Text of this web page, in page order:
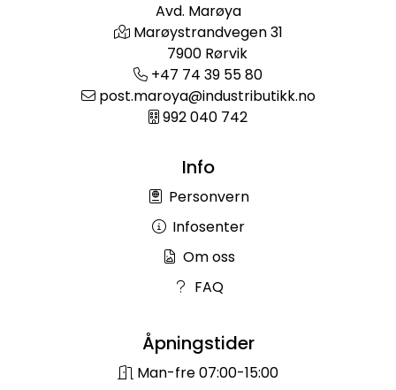
Avd. Marøya
Marøystrandvegen 31
7900 Rørvik
+47 74 39 55 80
post.maroya@industributikk.no
992 040 742
Info
Personvern
Infosenter
Om oss
FAQ
Åpningstider
Man-fre 07:00-15:00